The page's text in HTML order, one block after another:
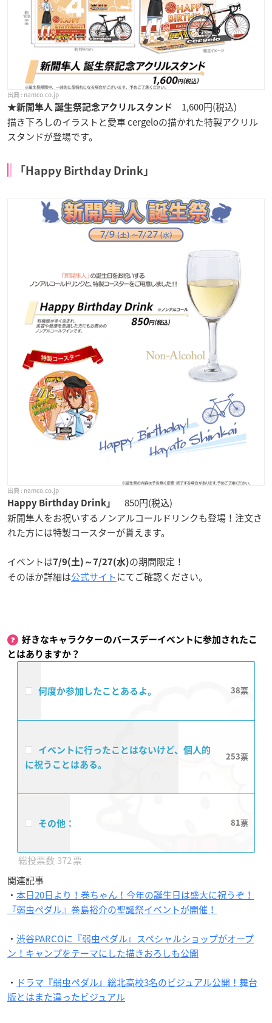
namco.co.jp
★新開隼人 誕生祭記念アクリルスタンド
1,600円(税込)
描き下ろしのイラストと愛車 cergeloの描かれた特製アクリル
スタンドが登場です。
「Happy Birthday Drink」
namco.co.jp
Happy Birthday Drink」
850円(税込)
新開隼人をお祝いするノンアルコールドリンクも登場！注文さ
れた方には特製コースターが貰えます。
イベントは7/9(土)～7/27(水)の期間限定！
そのほか詳細は公式サイトにてご確認ください。
好きなキャラクターのバースデーイベントに参加されたこ
とはありますか？
何度か参加したことあるよ。 38
イベントに行ったことはないけど、個人的
に祝うことはある。
253
その他： 81
372
関連記事
・ 本日20日より！巻ちゃん！今年の誕生日は盛大に祝うぞ！
『弱虫ペダル』巻島裕介の聖誕祭イベントが開催！
・ 渋谷PARCOに『弱虫ペダル』スペシャルショップがオープ
ン！キャンプをテーマにした描きおろしも公開
・ ドラマ『弱虫ペダル』総北高校3名のビジュアル公開！舞台
版とはまた違ったビジュアル